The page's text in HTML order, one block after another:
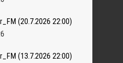
(20.7.2026 22:00)
(13.7.2026 22:00)